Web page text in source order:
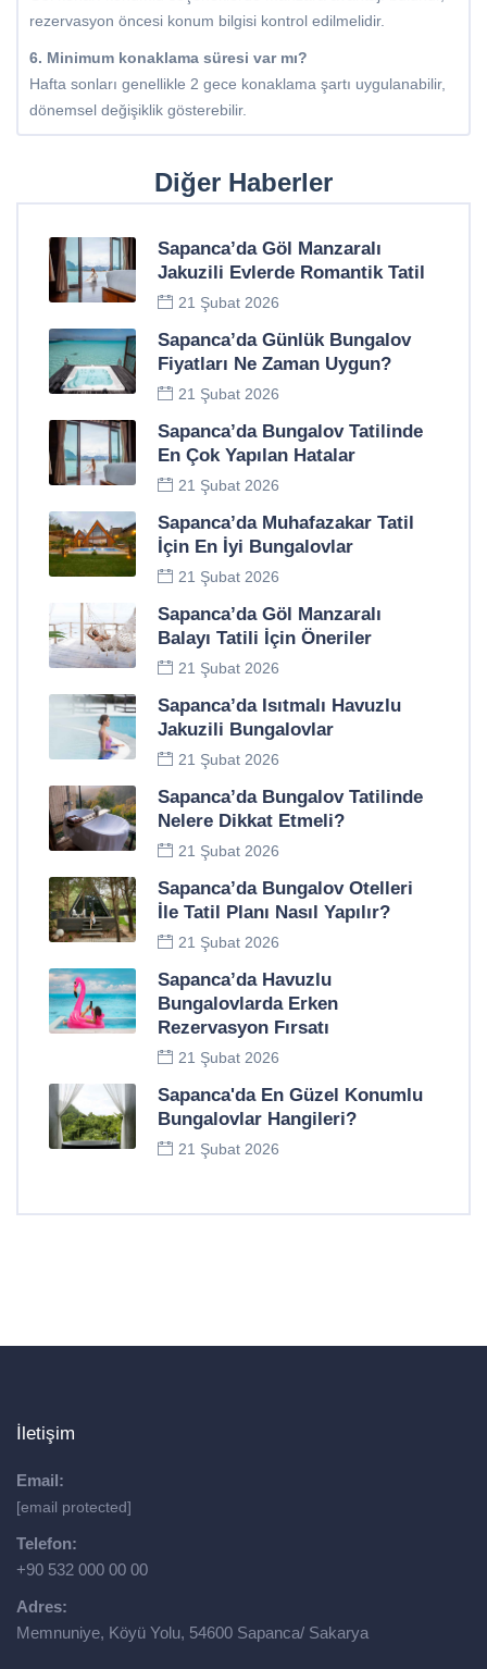
rezervasyon öncesi konum bilgisi kontrol edilmelidir.
6. Minimum konaklama süresi var mı?
Hafta sonları genellikle 2 gece konaklama şartı uygulanabilir,
dönemsel değişiklik gösterebilir.
Diğer Haberler
Sapanca’da Göl Manzaralı
Jakuzili Evlerde Romantik Tatil
21 Şubat 2026
Sapanca’da Günlük Bungalov
Fiyatları Ne Zaman Uygun?
21 Şubat 2026
Sapanca’da Bungalov Tatilinde
En Çok Yapılan Hatalar
21 Şubat 2026
Sapanca’da Muhafazakar Tatil
İçin En İyi Bungalovlar
21 Şubat 2026
Sapanca’da Göl Manzaralı
Balayı Tatili İçin Öneriler
21 Şubat 2026
Sapanca’da Isıtmalı Havuzlu
Jakuzili Bungalovlar
21 Şubat 2026
Sapanca’da Bungalov Tatilinde
Nelere Dikkat Etmeli?
21 Şubat 2026
Sapanca’da Bungalov Otelleri
İle Tatil Planı Nasıl Yapılır?
21 Şubat 2026
Sapanca’da Havuzlu
Bungalovlarda Erken
Rezervasyon Fırsatı
21 Şubat 2026
Sapanca'da En Güzel Konumlu
Bungalovlar Hangileri?
21 Şubat 2026
İletişim
Email:
[email protected]
Telefon:
+90 532 000 00 00
Adres:
Memnuniye, Köyü Yolu, 54600 Sapanca/ Sakarya